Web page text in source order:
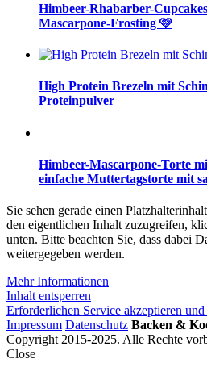
Himbeer-Rhabarber-
Mascarpone-Frosting 🩷
High Protein Brezeln mit
Proteinpulver
Himbeer-Mascarpone-Torte
einfache Muttertagstorte mit
Sie sehen gerade einen
den eigentlichen Inhalt zuzugreifen,
unten. Bitte beachten Sie, dass dabei
weitergegeben werden.
Mehr Informationen
Inhalt entsperren
Erforderlichen Service akzeptieren und
Impressum Datenschutz Backen &
Copyright 2015-2025. Alle Rechte
Close